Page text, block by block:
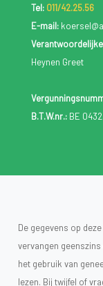
Tel: 011/42.25.56
E-mail:
Heynen Greet
B.T.W.nr.:BE
De gegevens op
vervangen
het gebruik van
lezen. Bij twijfel of